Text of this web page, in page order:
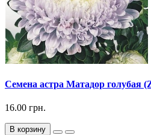
Семена астра Матадор голубая
16.00 грн.
В корзину